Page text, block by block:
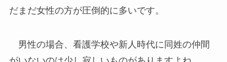
だまだ女性の方が圧倒的に多いです。
男性の場合、看護学校や新人時代に同姓の仲間